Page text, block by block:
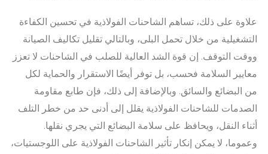
علاوة على ذلك، تساهم الشاحنات الفولاذية في تحسين الكفاءة
التشغيلية من خلال تحمل البلى، وبالتالي تقليل تكاليف الصيانة
ووقت التوقف. إن قوة الشد العالية للصلب في الشاحنات لا تعزز
معايير السلامة فحسب، بل توفر أيضًا الاستقرار والحماية لكل
من البضائع والسائق. وبالإضافة إلى ذلك، فإن طابع مقاومة
الصدمات للشاحنات الفولاذية يقلل إلى أدنى حد من خطر التلف
أثناء النقل، ويحافظ على سلامة البضائع التي يجري نقلها.
وعموما، لا يمكن إنكار تأثير الشاحنات الفولاذية على اللوجستيات،